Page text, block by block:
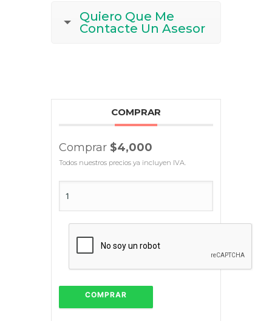
Quiero Que Me
Contacte Un Asesor
COMPRAR
Comprar $4,000
Todos nuestros precios ya incluyen IVA.
COMPRAR